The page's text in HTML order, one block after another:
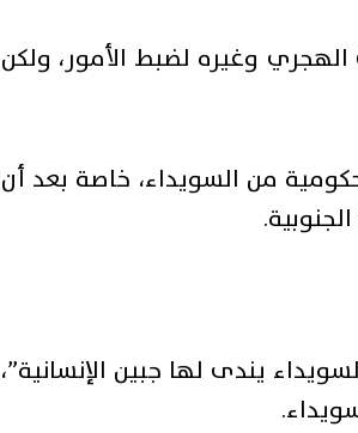
وغيره لضبط الأمور، ولكن
من السويداء، خاصة بعد أن
يندى لها جبين الإنسانية”،